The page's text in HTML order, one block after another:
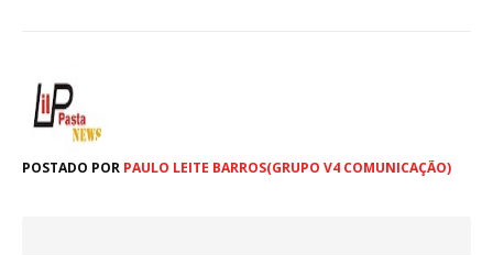
POSTADO POR PAULO LEITE BARROS(GRUPO V4 COMUNICAÇÃO)